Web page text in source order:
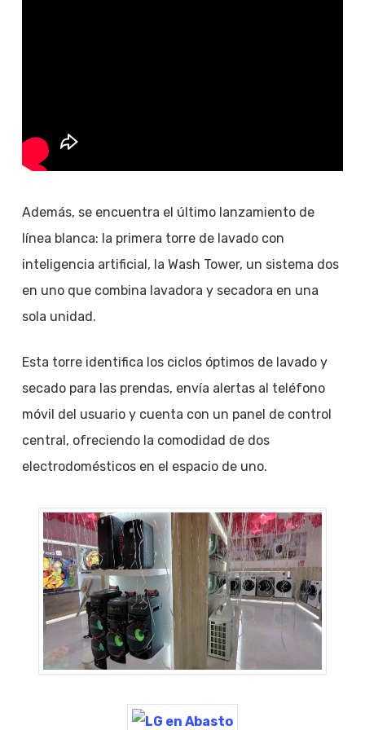
Además, se encuentra el último lanzamiento de
línea blanca: la primera torre de lavado con
inteligencia artificial, la Wash Tower, un sistema dos
en uno que combina lavadora y secadora en una
sola unidad.
Esta torre identifica los ciclos óptimos de lavado y
secado para las prendas, envía alertas al teléfono
móvil del usuario y cuenta con un panel de control
central, ofreciendo la comodidad de dos
electrodomésticos en el espacio de uno.